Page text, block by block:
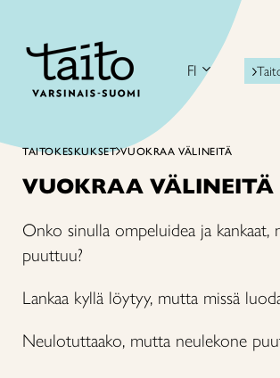
FI
TAITOKESKUKSET VUOKRAA VÄLINEITÄ
VUOKRAA VÄLINEITÄ
Onko sinulla ompeluidea ja kankaat,
puuttuu?
Lankaa kyllä löytyy, mutta missä
Neulotuttaako, mutta neulekone